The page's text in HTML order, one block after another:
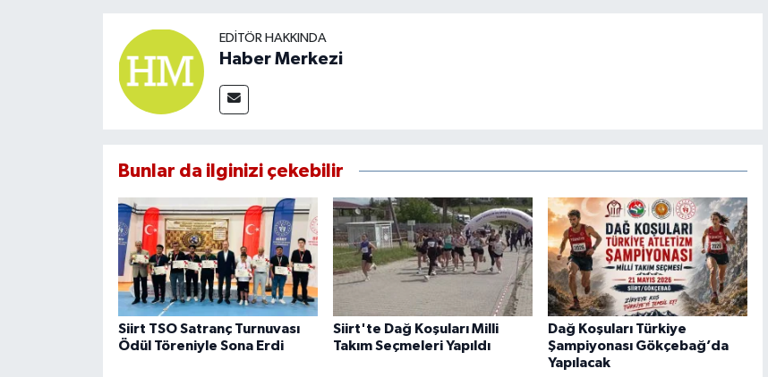
EDITÖR HAKKINDA
Haber Merkezi
Bunlar da ilginizi çekebilir
Siirt TSO Satranç Turnuvası
Ödül Töreniyle Sona Erdi
Siirt'te Dağ Koşuları Milli
Takım Seçmeleri Yapıldı
Dağ Koşuları Türkiye
Şampiyonası Gökçebağ’da
Yapılacak